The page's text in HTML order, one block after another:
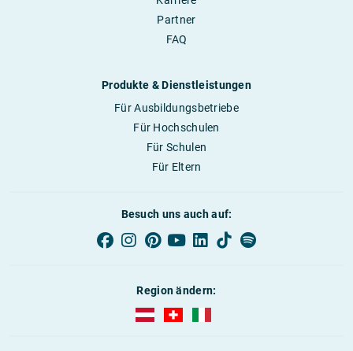
Partner
FAQ
Produkte & Dienstleistungen
Für Ausbildungsbetriebe
Für Hochschulen
Für Schulen
Für Eltern
Besuch uns auch auf:
Region ändern:
AUBI-plus Österreich (deutsch)